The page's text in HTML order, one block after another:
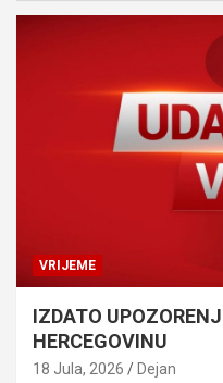
VRIJEME
IZDATO
HERCEGOVINU
18 Jula, 2026 Dejan